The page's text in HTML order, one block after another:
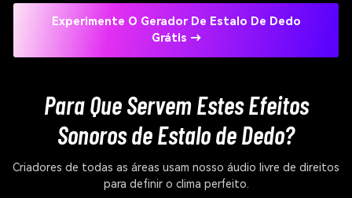
Experimente O Gerador De Estalo De Dedo
Grátis →
Para Que Servem Estes Efeitos
Sonoros de Estalo de Dedo?
Criadores de todas as áreas usam nosso áudio livre de direitos
para definir o clima perfeito.